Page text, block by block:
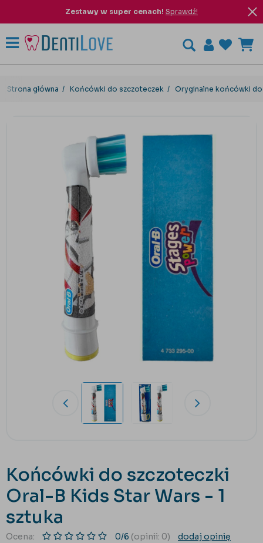
Zestawy w super cenach! Sprawdź!
Strona główna Końcówki do szczoteczek Oryginalne końcówki
Końcówki do szczoteczki
Oral-B Kids Star Wars - 1
sztuka
Ocena: 0/6 (opinii: 0) dodaj opinię